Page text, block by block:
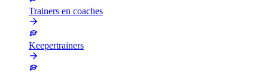
Trainers en coaches
Keepertrainers